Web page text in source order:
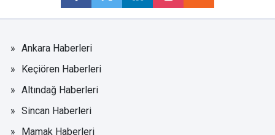
Ankara Haberleri
Keçiören Haberleri
Altındağ Haberleri
Sincan Haberleri
Mamak Haberleri